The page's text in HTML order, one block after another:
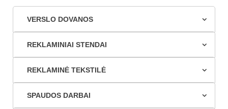
VERSLO DOVANOS
REKLAMINIAI STENDAI
REKLAMINĖ TEKSTILĖ
SPAUDOS DARBAI